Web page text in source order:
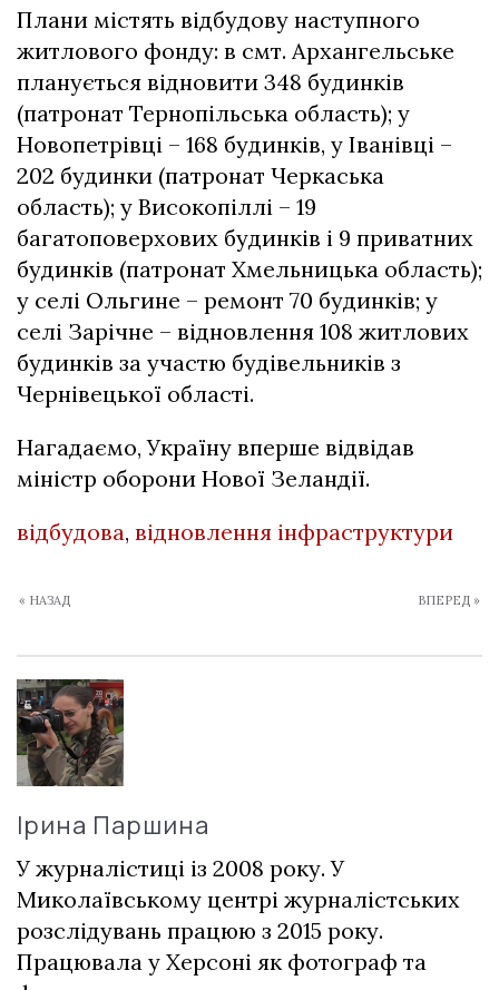
Плани містять відбудову наступного
житлового фонду: в смт. Архангельське
планується відновити 348 будинків
(патронат Тернопільська область); у
Новопетрівці – 168 будинків, у Іванівці –
202 будинки (патронат Черкаська
область); у Високопіллі – 19
багатоповерхових будинків і 9 приватних
будинків (патронат Хмельницька область);
у селі Ольгине – ремонт 70 будинків; у
селі Зарічне – відновлення 108 житлових
будинків за участю будівельників з
Чернівецької області.
Нагадаємо,Україну вперше відвідав
міністр оборони Нової Зеландії.
відбудова, відновлення інфраструктури
« НАЗАД ВПЕРЕД »
Ірина Паршина
У журналістиці із 2008 року. У
Миколаївському центрі журналістських
розслідувань працюю з 2015 року.
Працювала у Херсоні як фотограф та